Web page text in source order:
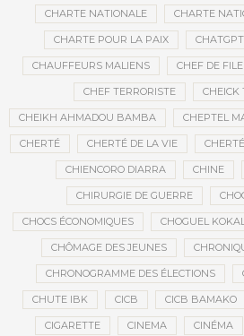
CHARTE NATIONALE CHARTE
CHARTE POUR LA PAIX CHATGPT
CHAUFFEURS MALIENS CHEF DE
CHEF TERRORISTE CHEICK
CHEIKH AHMADOU BAMBA CHEPTEL
CHERTÉ CHERTÉ DE LA VIE
CHIENCORO DIARRA CHINE
CHIRURGIE DE GUERRE
CHOCS ÉCONOMIQUES CHOGUEL
CHÔMAGE DES JEUNES
CHRONOGRAMME DES ÉLECTIONS
CHUTE IBK CICB CICB BAMAKO
CIGARETTE CINEMA CINÉMA